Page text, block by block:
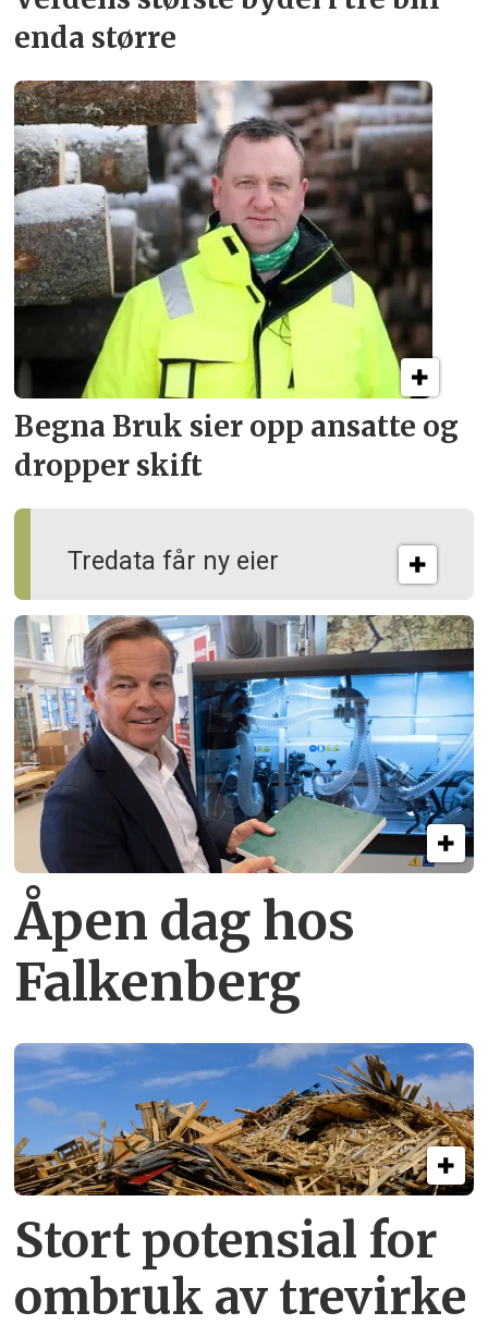
enda større
Tredata får ny eier
Begna Bruk sier opp ansatte og
dropper skift
Åpen dag hos
Falkenberg
Stort potensial for
ombruk av tre­virke